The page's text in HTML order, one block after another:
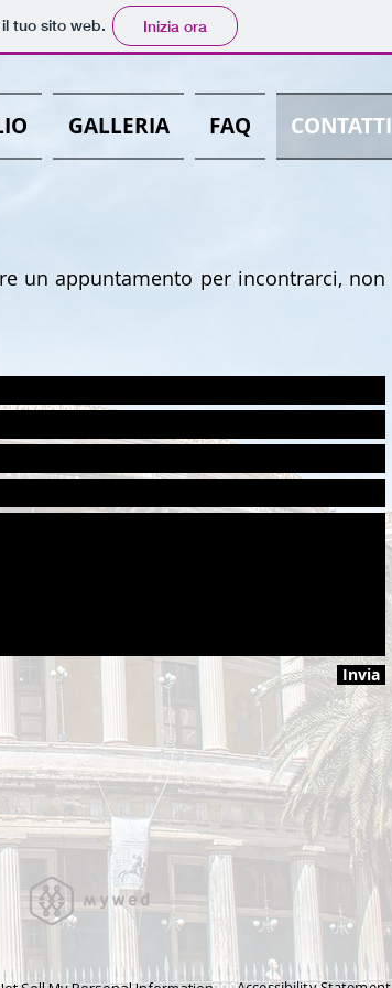
tuo sito web. Inizia ora
GALLERIA FAQ CONTATTI
un appuntamento per incontrarci, non
Invia